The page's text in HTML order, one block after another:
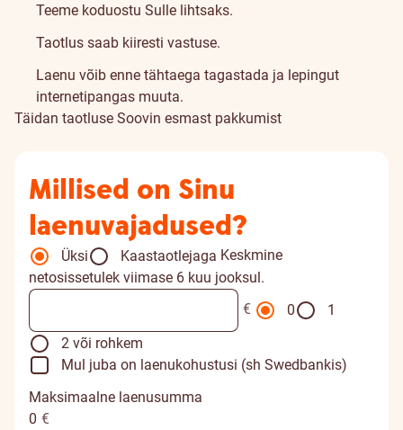
Teeme koduostu Sulle lihtsaks.
Taotlus saab kiiresti vastuse.
Laenu võib enne tähtaega tagastada ja lepingut
internetipangas muuta.
Täidan taotluse Soovin esmast pakkumist
Millised on Sinu
laenuvajadused?
Üksi Kaastaotlejaga Keskmine
netosissetulek viimase 6 kuu jooksul.
€
0
1
2 või rohkem
Mul juba on laenukohustusi (sh Swedbankis)
Maksimaalne laenusumma
0 €